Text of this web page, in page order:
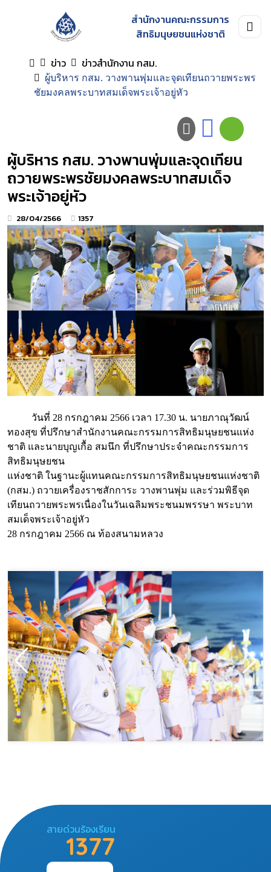
สำนักงานคณะกรรมการ
สิทธิมนุษยชนแห่งชาติ
ข่าว
ข่าวสำนักงาน กสม.
ผู้บริหาร กสม. วางพานพุ่มและจุดเทียนถวายพระพร
ชัยมงคลพระบาทสมเด็จพระเจ้าอยู่หัว
ผู้บริหาร กสม. วางพานพุ่มและจุดเทียน
ถวายพระพรชัยมงคลพระบาทสมเด็จ
พระเจ้าอยู่หัว
28/04/2566 1357
วันที่ 28 กรกฎาคม 2566 เวลา 17.30 น. นายภาณุวัฒน์
ทองสุข ที่ปรึกษาสำนักงานคณะกรรมการสิทธิมนุษยชนแห่ง
ชาติ และนายบุญเกื้อ สมนึก ที่ปรึกษาประจำคณะกรรมการ
สิทธิมนุษยชน
แห่งชาติ ในฐานะผู้แทนคณะกรรมการสิทธิมนุษยชนแห่งชาติ
(กสม.) ถวายเครื่องราชสักการะ วางพานพุ่ม และร่วมพิธีจุด
เทียนถวายพระพรเนื่องในวันเฉลิมพระชนมพรรษา พระบาท
สมเด็จพระเจ้าอยู่หัว
28 กรกฎาคม 2566 ณ ท้องสนามหลวง
สายด่วนร้องเรียน
1377